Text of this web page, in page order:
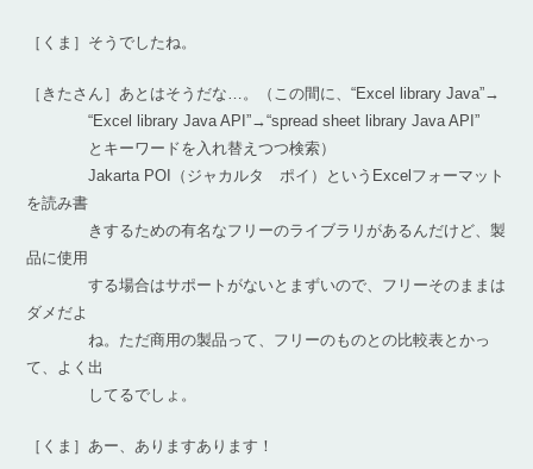
［くま］そうでしたね。
［きたさん］あとはそうだな…。（この間に、“Excel library Java”→
“Excel library Java API”→“spread sheet library Java API”
とキーワードを入れ替えつつ検索）
Jakarta POI（ジャカルタ ポイ）というExcelフォーマット
を読み書
きするための有名なフリーのライブラリがあるんだけど、製
品に使用
する場合はサポートがないとまずいので、フリーそのままは
ダメだよ
ね。ただ商用の製品って、フリーのものとの比較表とかっ
て、よく出
してるでしょ。
［くま］あー、ありますあります！